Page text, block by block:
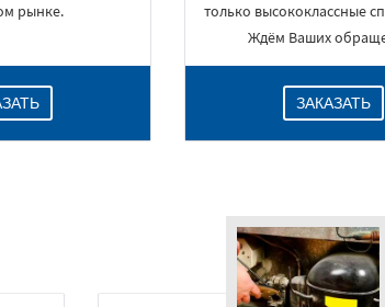
рынке.
только высококлассные
Ждём Ваших
ЗАКАЗАТЬ